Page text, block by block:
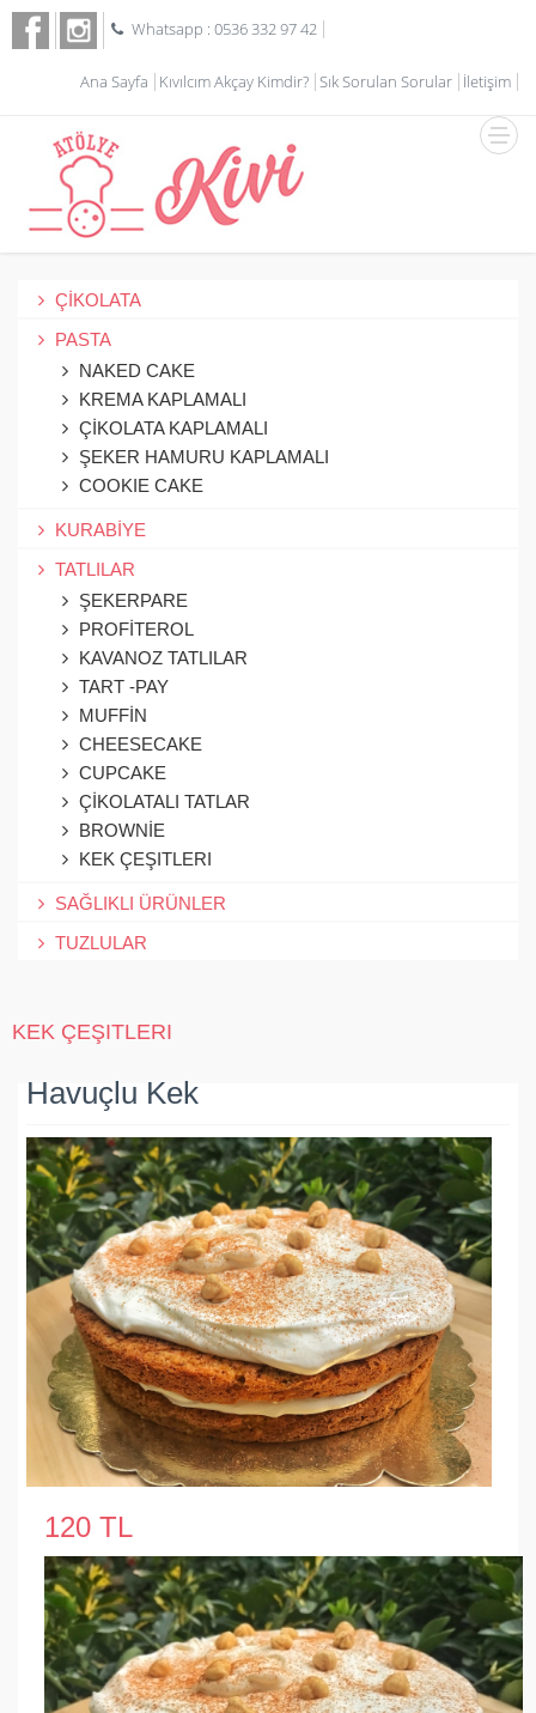
Whatsapp : 0536 332 97 42
Ana Sayfa Kıvılcım Akçay Kimdir? Sık Sorulan Sorular İletişim
ÇİKOLATA
PASTA
NAKED CAKE
KREMA KAPLAMALI
ÇİKOLATA KAPLAMALI
ŞEKER HAMURU KAPLAMALI
COOKIE CAKE
KURABİYE
TATLILAR
ŞEKERPARE
PROFİTEROL
KAVANOZ TATLILAR
TART -PAY
MUFFİN
CHEESECAKE
CUPCAKE
ÇİKOLATALI TATLAR
BROWNİE
KEK ÇEŞITLERI
SAĞLIKLI ÜRÜNLER
TUZLULAR
KEK ÇEŞITLERI
Havuçlu Kek
120 TL